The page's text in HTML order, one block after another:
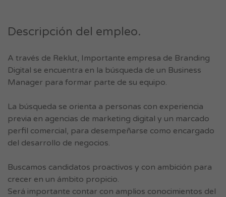
Descripción del empleo.
A través de Reklut, Importante empresa de Branding
Digital se encuentra en la búsqueda de un Business
Manager para formar parte de su equipo.
La búsqueda se orienta a personas con experiencia
previa en agencias de marketing digital y un marcado
perfil comercial, para desempeñarse como encargado
del desarrollo de negocios.
Buscamos candidatos proactivos y con ambición para
crecer en un ámbito propicio.
Será importante contar con amplios conocimientos del